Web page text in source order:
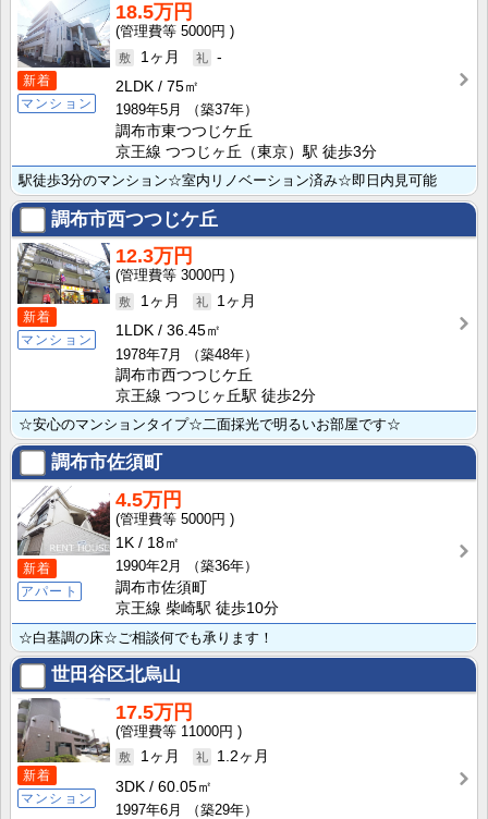
新着
マンション
18.5万円
5000円
1ヶ月
-
2LDK
75㎡
1989年5月
（築37年）
調布市東つつじケ丘
京王線 つつじヶ丘（東京）駅 徒歩3分
駅徒歩3分のマンション☆室内リノベーション済み☆即日内見可能
調布市西つつじケ丘
新着
マンション
12.3万円
3000円
1ヶ月
1ヶ月
1LDK
36.45㎡
1978年7月
（築48年）
調布市西つつじケ丘
京王線 つつじヶ丘駅 徒歩2分
☆安心のマンションタイプ☆二面採光で明るいお部屋です☆
調布市佐須町
新着
アパート
4.5万円
5000円
1K
18㎡
1990年2月
（築36年）
調布市佐須町
京王線 柴崎駅 徒歩10分
☆白基調の床☆ご相談何でも承ります！
世田谷区北烏山
新着
マンション
17.5万円
11000円
1ヶ月
1.2ヶ月
3DK
60.05㎡
1997年6月
（築29年）